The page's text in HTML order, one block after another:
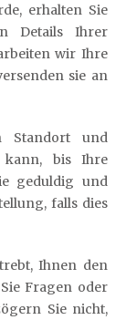
erhalten Sie
Details Ihrer
wir Ihre
sie an
Standort und
kann, bis Ihre
geduldig und
falls dies
Ihnen den
Fragen oder
Sie nicht,